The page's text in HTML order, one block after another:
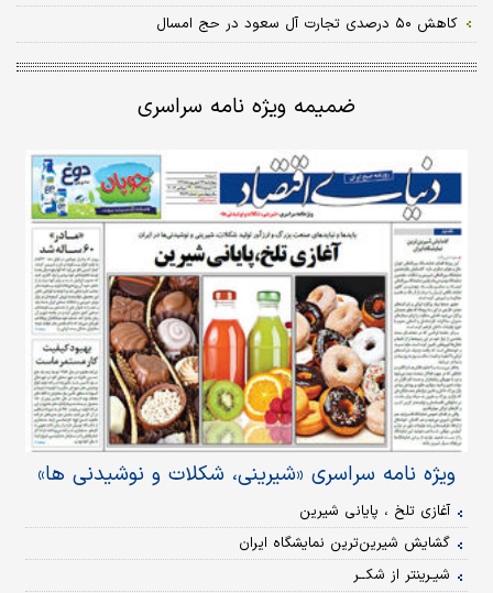
کاهش ۵۰ درصدی تجارت آل سعود در حج امسال
ضمیمه ویژه نامه سراسری
ویژه نامه سراسری «شیرینی، شکلات و نوشیدنی ها»
آغازی تلخ ، پایانی شیرین
گشایش شیرین‌ترین نمایشگاه ایران
شیـرین‏تر از شکــر